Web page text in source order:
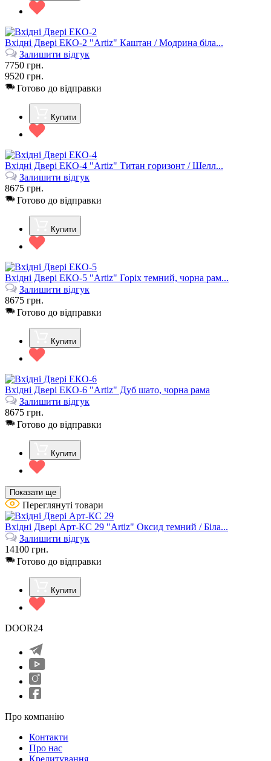
Вхідні Двері ЕКО-2 "Artiz" Каштан / Модрина біла...
Залишити відгук
7750 грн.
9520 грн.
Готово до відправки
Купити
Вхідні Двері ЕКО-4 "Artiz" Титан горизонт / Шелл...
Залишити відгук
8675 грн.
Готово до відправки
Купити
Вхідні Двері ЕКО-5 "Artiz" Горіх темний, чорна рам...
Залишити відгук
8675 грн.
Готово до відправки
Купити
Вхідні Двері ЕКО-6 "Artiz" Дуб шато, чорна рама
Залишити відгук
8675 грн.
Готово до відправки
Купити
Показати ще
Переглянуті товари
Вхідні Двері Арт-КС 29 "Artiz" Оксид темний / Біла...
Залишити відгук
14100 грн.
Готово до відправки
Купити
DOOR24
Про компанію
Контакти
Про нас
Кредитування